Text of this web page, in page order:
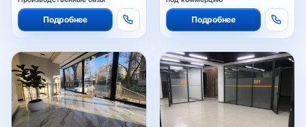
Ташкента
Подробнее Подробнее